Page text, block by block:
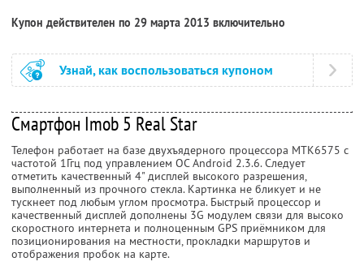
Купон действителен по 29 марта 2013 включительно
Узнай, как воспользоваться купоном
Смартфон Imob 5 Real Star
Телефон работает на базе двухъядерного процессора MTK6575 с
частотой 1Ггц под управлением ОС Android 2.3.6. Следует
отметить качественный 4" дисплей высокого разрешения,
выполненный из прочного стекла. Картинка не бликует и не
тускнеет под любым углом просмотра. Быстрый процессор и
качественный дисплей дополнены 3G модулем связи для высоко
скоростного интернета и полноценным GPS приёмником для
позиционирования на местности, прокладки маршрутов и
отображения пробок на карте.